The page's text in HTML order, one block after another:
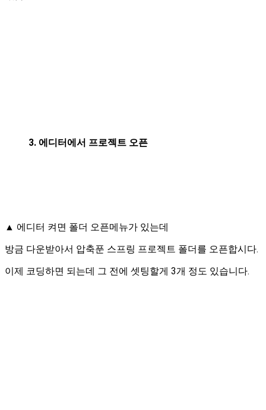
3. 에디터에서 프로젝트 오픈
▲ 에디터 켜면 폴더 오픈메뉴가 있는데
방금 다운받아서 압축푼 스프링 프로젝트 폴더를 오픈합시다.
이제 코딩하면 되는데 그 전에 셋팅할게 3개 정도 있습니다.